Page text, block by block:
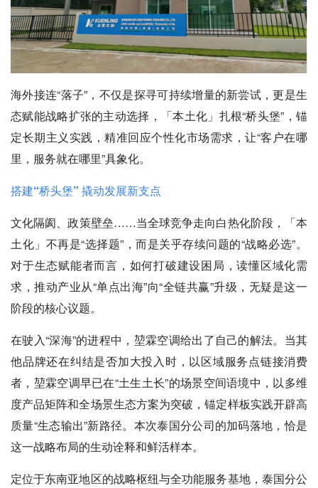
海外接连“落子”，不仅是探寻可持续增量的新尝试，更是生
态赋能战略扩张的主动选择，「本土化」扎根“桥头堡”，锚
定长期主义实践，精准回应个性化市场需求，让“客户在哪
里，服务就在哪里”具象化。
搭建“桥头堡” 撬动发展新支点
文化隔阂、政策壁垒……当全球竞争走向白热化阶段，「本
土化」不再是“选择题”，而是关乎存续问题的“战略必选”。
对于生态赋能者而言，如何打破建设困局，读懂区域化需
求，推动产业从“单点出海”向“全链共赢”升级，无疑是这一
阶段的核心议题。
在驶入“深海”的进程中，堃霖空调给出了自己的解法。当其
他品牌还在纠结是否加大投入时，以区域服务点链接消费
者，堃霖空调早已在“土生土长”的场景空间语境中，以多维
度产品矩阵和全场景生态方案为突破，锚定样板实践开辟高
质量“生态输出”新路径。本次泰国分公司的加码落地，恰是
这一战略布局的生动诠释和鲜活样本。
定位于东南亚地区的战略枢纽与全功能服务基地，泰国分公